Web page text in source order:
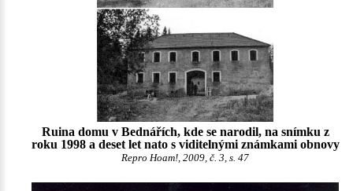
Ruina domu v Bednářích, kde se narodil, na snímku z
roku 1998 a deset let nato s viditelnými známkami obnovy
Repro Hoam!, 2009, č. 3, s. 47